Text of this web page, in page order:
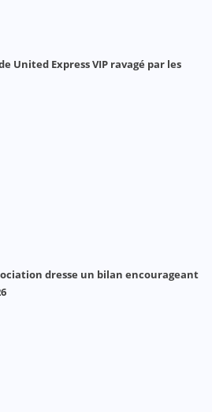
United Express VIP ravagé par les
dresse un bilan encourageant